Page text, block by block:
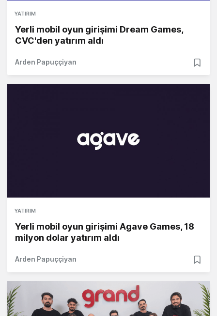
YATIRIM
Yerli mobil oyun girişimi Dream Games,
CVC'den yatırım aldı
Arden Papuççiyan
YATIRIM
Yerli mobil oyun girişimi Agave Games, 18
milyon dolar yatırım aldı
Arden Papuççiyan